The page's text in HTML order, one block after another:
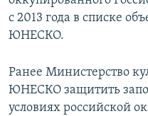
с 2013 года в списке
ЮНЕСКО.
Ранее Министерство
ЮНЕСКО защитить
условиях российской